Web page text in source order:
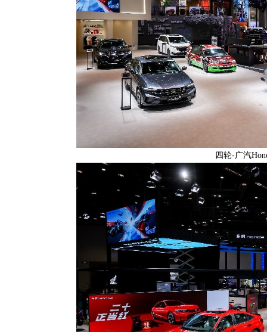
四轮-广汽